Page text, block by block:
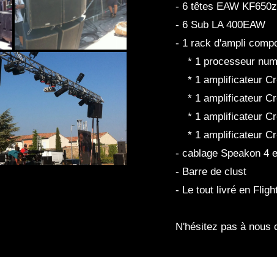
- 6 têtes EAW KF650z
- 6 Sub LA 400EAW
- 1 rack d'ampli
* 1 processeur
* 1 amplificateur
* 1 amplificateur
* 1 amplificateur
* 1 amplificateur
- cablage Speakon 4
- Barre de clust
- Le tout livré en
N'hésitez pas à nous